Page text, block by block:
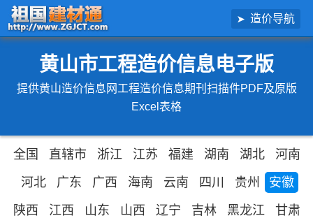
造价导航
黄山市工程造价信息电子版
提供黄山造价信息网工程造价信息期刊扫描件PDF及原版
Excel表格
全国 直辖市 浙江 江苏 福建 湖南 湖北
河南
河北
广东 广西 海南 云南 四川 贵州
安徽
陕西
江西 山东 山西 辽宁 吉林 黑龙江
甘肃